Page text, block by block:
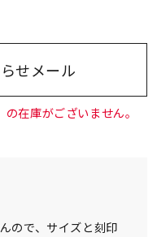
せメール
在庫がございません。
ので、サイズと刻印